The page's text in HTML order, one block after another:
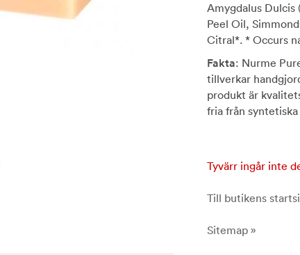
Amygdalus
Peel Oil,
Citral*. * Occurs
Fakta: Nurme
tillverkar
produkt är
fria från
Tyvärr ingår inte
Till butikens
Sitemap »